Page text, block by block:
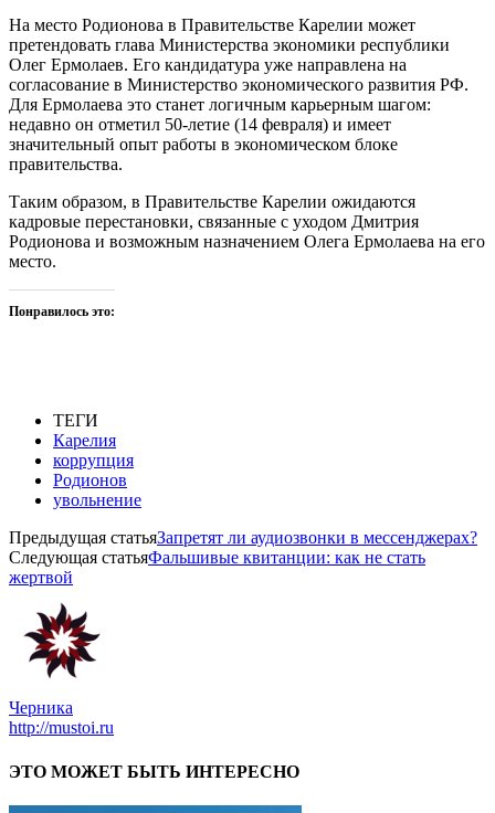
На место Родионова в Правительстве Карелии может
претендовать глава Министерства экономики республики
Олег Ермолаев. Его кандидатура уже направлена на
согласование в Министерство экономического развития РФ.
Для Ермолаева это станет логичным карьерным шагом:
недавно он отметил 50-летие (14 февраля) и имеет
значительный опыт работы в экономическом блоке
правительства.
Таким образом, в Правительстве Карелии ожидаются
кадровые перестановки, связанные с уходом Дмитрия
Родионова и возможным назначением Олега Ермолаева на его
место.
Понравилось это:
ТЕГИ
Карелия
коррупция
Родионов
увольнение
Предыдущая статьяЗапретят ли аудиозвонки в мессенджерах?
Следующая статьяФальшивые квитанции: как не стать
жертвой
Черника
http://mustoi.ru
ЭТО МОЖЕТ БЫТЬ ИНТЕРЕСНО